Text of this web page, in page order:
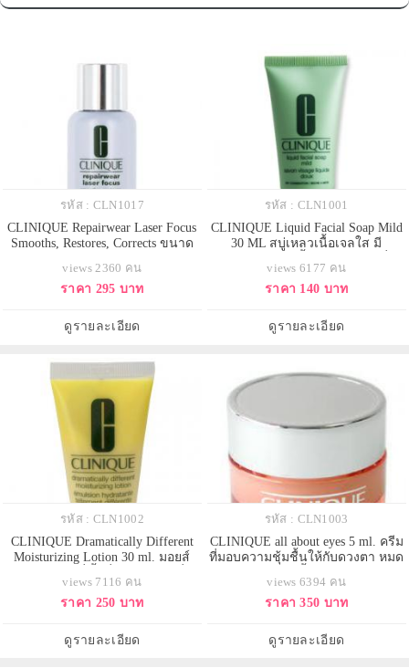
รหัส : CLN1017
CLINIQUE Repairwear Laser Focus
Smooths, Restores, Corrects ขนาด
views 2360 คน
ราคา 295 บาท
ดูรายละเอียด
รหัส : CLN1001
CLINIQUE Liquid Facial Soap Mild
30 ML สบู่เหลวเนื้อเจลใส มี
สกปรก และเหงื่ออย่างหมดจด โดย
ไม่ทำให้ผิวแห้งตึง เหลือไว้เพียง
และเตรียมความพร้อมให้ผิวเพื่อรับ
clarifying lotion หรือ cl
views 6177 คน
ราคา 140 บาท
ดูรายละเอียด
รหัส : CLN1002
CLINIQUE Dramatically Different
Moisturizing Lotion 30 ml. มอยส์
ของแบรนด์คลีนิค ให้ความชุ่มชื่นแก่
ผิว ทำให้ผิวนุ่มเนียนเรียบเนียนขึ้น
views 7116 คน
ราคา 250 บาท
ดูรายละเอียด
รหัส : CLN1003
CLINIQUE all about eyes 5 ml. ครีม
ที่มอบความชุ้มชื้นให้กับดวงตา หมด
views 6394 คน
ราคา 350 บาท
ดูรายละเอียด